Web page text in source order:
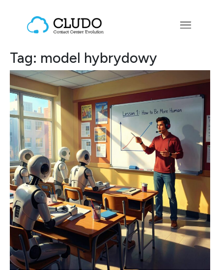
Main Navigation
Tag: model hybrydowy